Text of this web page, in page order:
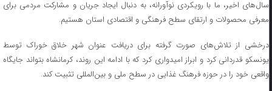
سال‌های اخیر، ما با رویکردی نوآورانه، به دنبال ایجاد جریان و مشارکت مردمی برای
معرفی محصولات و ارتقای سطح فرهنگی و اقتصادی استان هستیم.
درخشی از تلاش‌های صورت گرفته برای دریافت عنوان شهر خلاق خوراک توسط
یونسکو قدردانی کرد و ابراز امیدواری کرد که با ادامه این روند، کرمانشاه بتواند جایگاه
واقعی خود را در حوزه فرهنگ غذایی در سطح ملی و بین‌المللی تثبیت کند.